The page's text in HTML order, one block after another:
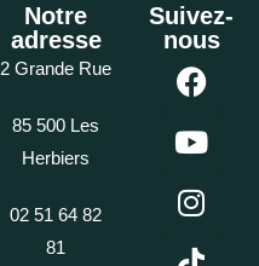
Notre
adresse
2 Grande Rue
85 500 Les
Herbiers
02 51 64 82
81
Suivez-
nous